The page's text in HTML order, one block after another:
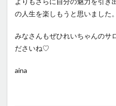
の人生を楽しもうと思いました。
みなさんもぜひれいちゃんのサ
ださいね♡
aina